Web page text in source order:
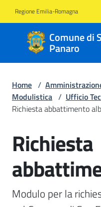
Regione Emilia-Romagna
Comune di
Panaro
Comune
di San
Felice
Sul
Panaro
Amministrazione
Menu selezionato
Novità
Servizi
Home /
Modulistica / Ufficio
Richiesta abbattimento
Salta al contenuto
Richiesta
Modulo per la